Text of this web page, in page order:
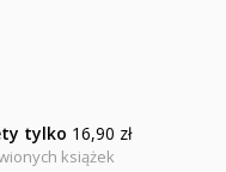
tylko 16,90 zł
książek